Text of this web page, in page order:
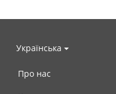
Українська
Про нас